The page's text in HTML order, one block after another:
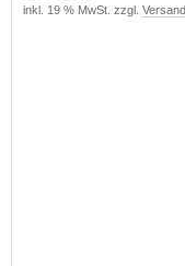
inkl. 19 % MwSt. zzgl.